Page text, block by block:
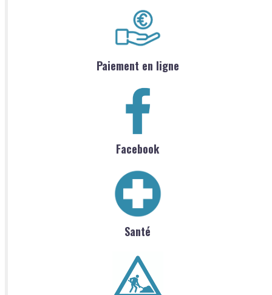
Paiement en ligne
Facebook
Santé